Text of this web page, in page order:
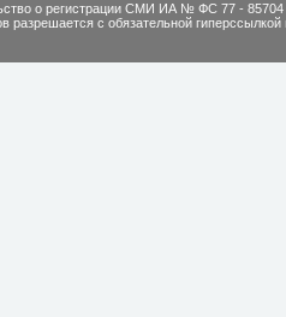
о регистрации СМИ ИА № ФС 77 - 85704
разрешается с обязательной гиперссылкой